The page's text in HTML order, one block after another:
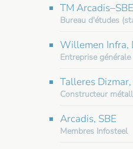
TM Arcadis–SBE
Bureau d'études
Willemen Infra,
Entreprise générale
Talleres
Constructeur
Arcadis, SBE
Membres Infosteel